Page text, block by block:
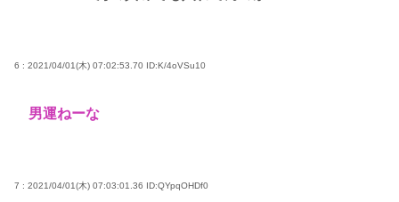
6 : 2021/04/01(木) 07:02:53.70 ID:K/4oVSu10
男運ねーな
7 : 2021/04/01(木) 07:03:01.36 ID:QYpqOHDf0